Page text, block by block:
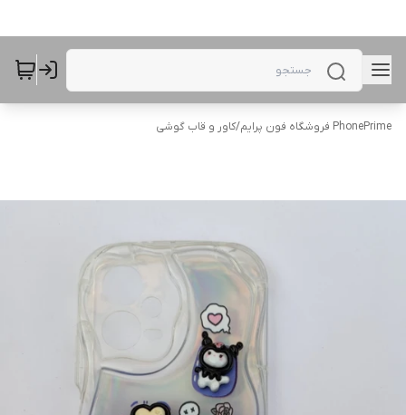
PhonePrime فروشگاه فون پرایم /کاور و قاب گوشی